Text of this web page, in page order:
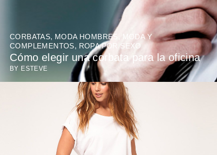
CORBATAS, MODA HOMBRES
MODA Y
COMPLEMENTOS, ROPA POR SEXO
Cómo elegir una corbata para la oficina
BY ESTEVE